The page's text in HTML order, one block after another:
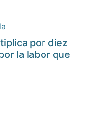
por diez
la labor que